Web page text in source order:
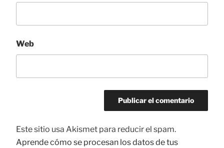
Web
Este sitio usa Akismet para reducir el spam.
Aprende cómo se procesan los datos de tus